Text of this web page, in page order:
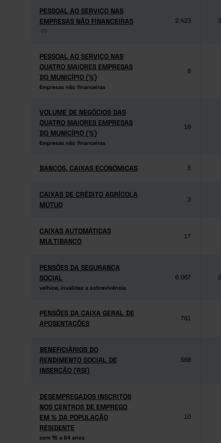
PESSOAL AO SERVIÇO NAS
EMPRESAS NÃO FINANCEIRAS
(5)
PESSOAL AO SERVIÇO NAS
EMPRESAS NÃO FINANCEIRAS
(5)
2.423
PESSOAL AO SERVIÇO NAS
QUATRO MAIORES EMPRESAS
DO MUNICÍPIO (%)
Empresas não financeiras
PESSOAL AO SERVIÇO NAS
QUATRO MAIORES EMPRESAS
DO MUNICÍPIO (%)
Empresas não financeiras
8
VOLUME DE NEGÓCIOS DAS
QUATRO MAIORES EMPRESAS
DO MUNICÍPIO (%)
Empresas não financeiras
VOLUME DE NEGÓCIOS DAS
QUATRO MAIORES EMPRESAS
DO MUNICÍPIO (%)
Empresas não financeiras
16
BANCOS, CAIXAS ECONÓMICAS
BANCOS, CAIXAS ECONÓMICAS 5
CAIXAS DE CRÉDITO AGRÍCOLA
MÚTUO
CAIXAS DE CRÉDITO AGRÍCOLA
MÚTUO
3
CAIXAS AUTOMÁTICAS
MULTIBANCO
CAIXAS AUTOMÁTICAS
MULTIBANCO
17
PENSÕES DA SEGURANÇA
SOCIAL
velhice, invalidez e sobrevivência
PENSÕES DA SEGURANÇA
SOCIAL
velhice, invalidez e sobrevivência
6.067
PENSÕES DA CAIXA GERAL DE
APOSENTAÇÕES
PENSÕES DA CAIXA GERAL DE
APOSENTAÇÕES
761
BENEFICIÁRIOS DO
RENDIMENTO SOCIAL DE
INSERÇÃO (RSI)
BENEFICIÁRIOS DO
RENDIMENTO SOCIAL DE
INSERÇÃO (RSI)
568
DESEMPREGADOS INSCRITOS
NOS CENTROS DE EMPREGO
EM % DA POPULAÇÃO
RESIDENTE
com 15 a 64 anos
DESEMPREGADOS INSCRITOS
NOS CENTROS DE EMPREGO
EM % DA POPULAÇÃO
RESIDENTE
com 15 a 64 anos
10